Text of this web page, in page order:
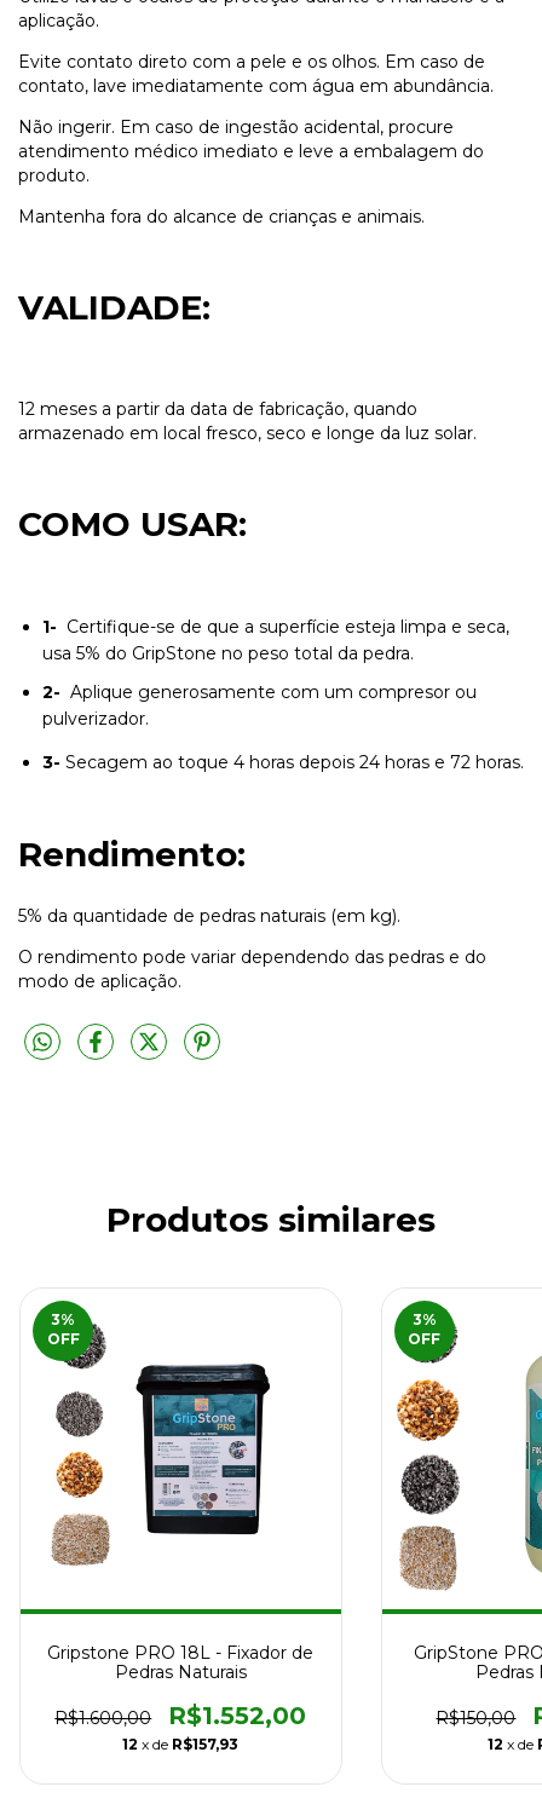
aplicação.
Evite contato direto com a pele e os olhos. Em caso de
contato, lave imediatamente com água em abundância.
Não ingerir. Em caso de ingestão acidental, procure
atendimento médico imediato e leve a embalagem do
produto.
Mantenha fora do alcance de crianças e animais.
VALIDADE:
12 meses a partir da data de fabricação, quando
armazenado em local fresco, seco e longe da luz solar.
COMO USAR:
1- Certifique-se de que a superfície esteja limpa e seca,
usa 5% do GripStone no peso total da pedra.
2- Aplique generosamente com um compresor ou
pulverizador.
3- Secagem ao toque 4 horas depois 24 horas e 72 horas.
Rendimento:
5% da quantidade de pedras naturais (em kg).
O rendimento pode variar dependendo das pedras e do
modo de aplicação.
Produtos similares
3%
OFF
Gripstone PRO 18L - Fixador de
Pedras Naturais
R$1.600,00 R$1.552,00
12 x de R$157,93
3%
OFF
GripStone
Pedras
R$150,00
12 x de